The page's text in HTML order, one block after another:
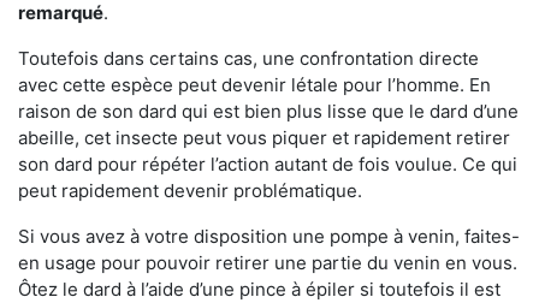
remarqué.
Toutefois dans certains cas, une confrontation directe
avec cette espèce peut devenir létale pour l’homme. En
raison de son dard qui est bien plus lisse que le dard d’une
abeille, cet insecte peut vous piquer et rapidement retirer
son dard pour répéter l’action autant de fois voulue. Ce qui
peut rapidement devenir problématique.
Si vous avez à votre disposition une pompe à venin, faites-
en usage pour pouvoir retirer une partie du venin en vous.
Ôtez le dard à l’aide d’une pince à épiler si toutefois il est